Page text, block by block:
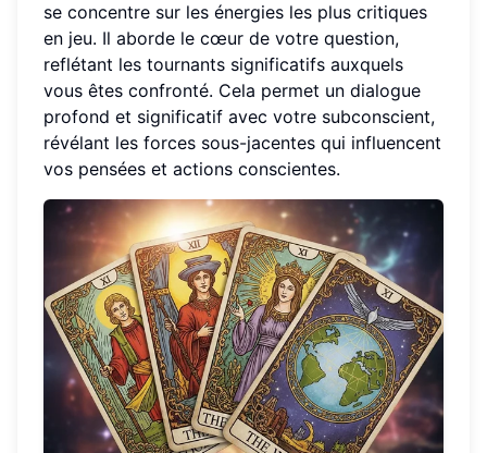
se concentre sur les énergies les plus critiques
en jeu. Il aborde le cœur de votre question,
reflétant les tournants significatifs auxquels
vous êtes confronté. Cela permet un dialogue
profond et significatif avec votre subconscient,
révélant les forces sous-jacentes qui influencent
vos pensées et actions conscientes.